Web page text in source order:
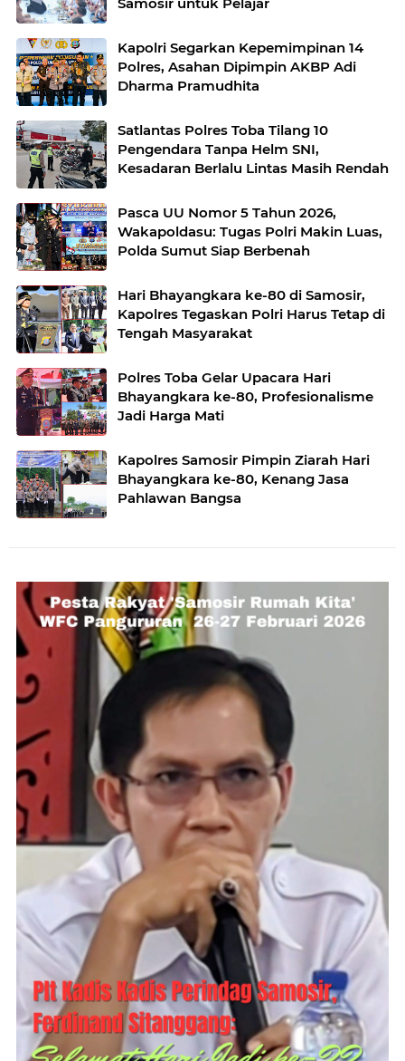
Kapolri Segarkan Kepemimpinan 14
Polres, Asahan Dipimpin AKBP Adi
Dharma Pramudhita
Satlantas Polres Toba Tilang 10
Pengendara Tanpa Helm SNI,
Kesadaran Berlalu Lintas Masih Rendah
Pasca UU Nomor 5 Tahun 2026,
Wakapoldasu: Tugas Polri Makin Luas,
Polda Sumut Siap Berbenah
Hari Bhayangkara ke-80 di Samosir,
Kapolres Tegaskan Polri Harus Tetap di
Tengah Masyarakat
Polres Toba Gelar Upacara Hari
Bhayangkara ke-80, Profesionalisme
Jadi Harga Mati
Kapolres Samosir Pimpin Ziarah Hari
Bhayangkara ke-80, Kenang Jasa
Pahlawan Bangsa